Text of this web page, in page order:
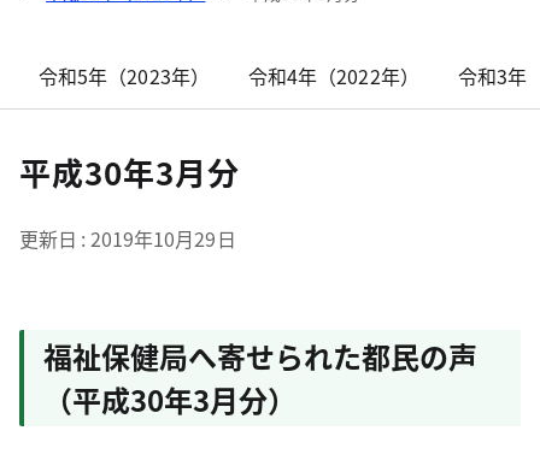
令和5年（2023年） 令和4年（2022年） 令和3年
平成30年3月分
更新日 2019年10月29日
福祉保健局へ寄せられた都民の声
（平成30年3月分）